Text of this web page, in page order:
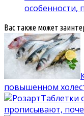
особенности,
Вас также может
повышенном
Таблетки
прописывают,